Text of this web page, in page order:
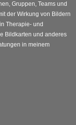
Gruppen, Teams und
der Wirkung von Bildern
Therapie- und
Bildkarten und anderes
in meinem